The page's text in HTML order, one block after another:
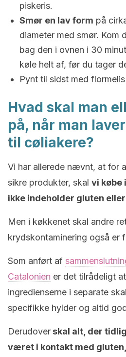
piskeris.
Smør en lav form på
diameter med smør. Kom
bag den i ovnen i 30
køle helt af, før du tager
Pynt til sidst med
Hvad skal man
på, når man
til cøliakere?
Vi har allerede nævnt, at for
sikre produkter, skal vi købe
ikke indeholder gluten
Men i køkkenet skal andre
krydskontaminering også er
Som anført af
Catalonien er det tilrådeligt
ingredienserne i separate
specifikke hylder og altid
Derudover skal alt, der
været i kontakt med